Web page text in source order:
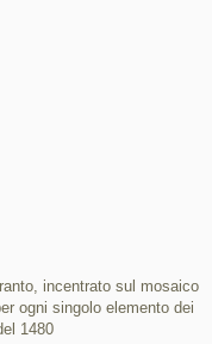
incentrato sul mosaico
ogni singolo elemento dei
1480